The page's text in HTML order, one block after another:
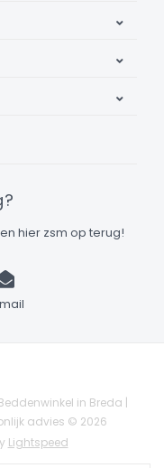
hier zsm op terug!
in Breda |
advies © 2026
Lightspeed